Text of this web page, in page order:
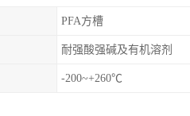
PFA方槽
耐强酸强碱及有机溶剂
-200~+260℃